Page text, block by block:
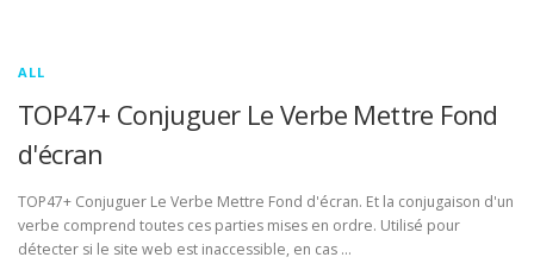
ALL
TOP47+ Conjuguer Le Verbe Mettre Fond
d'écran
TOP47+ Conjuguer Le Verbe Mettre Fond d'écran. Et la conjugaison d'un
verbe comprend toutes ces parties mises en ordre. Utilisé pour
détecter si le site web est inaccessible, en cas …